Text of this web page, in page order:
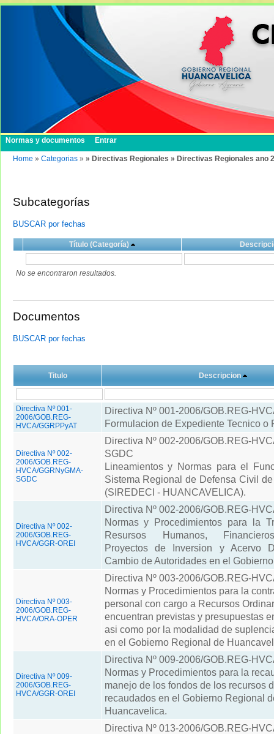
Normas y documentos Entrar
Home » Categorias » » Directivas Regionales » Directivas Regionales ano
Subcategorías
BUSCAR por fechas
Título (Categoría)
No se encontraron resultados.
Documentos
BUSCAR por fechas
Titulo Descripcion
Directiva Nº 001-
2006/GOB.REG-
HVCA/GGRPPyAT
Directiva Nº 001-2006/GOB.REG-
Formulacion de Expediente Tecnico o
Directiva Nº 002-
2006/GOB.REG-
HVCA/GGRNyGMA-
SGDC
Directiva Nº 002-2006/GOB.REG-
SGDC
Lineamientos y Normas para el
Sistema Regional de Defensa Civil
(SIREDECI - HUANCAVELICA).
Directiva Nº 002-
2006/GOB.REG-
HVCA/GGR-OREI
Directiva Nº 002-2006/GOB.REG-
Normas y Procedimientos para la
Resursos Humanos,
Proyectos de Inversion y Acervo
Cambio de Autoridades en el
Directiva Nº 003-
2006/GOB.REG-
HVCA/ORA-OPER
Directiva Nº 003-2006/GOB.REG-
Normas y Procedimientos para la
personal con cargo a Recursos
encuentran previstas y presupuestas
asi como por la modalidad de
en el Gobierno Regional de
Directiva Nº 009-
2006/GOB.REG-
HVCA/GGR-OREI
Directiva Nº 009-2006/GOB.REG-
Normas y Procedimientos para la
manejo de los fondos de los recursos
recaudados en el Gobierno Regional
Huancavelica.
Directiva Nº 013-2006/GOB.REG-